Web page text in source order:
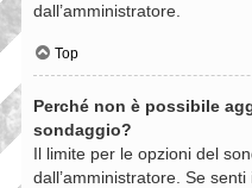
dall’amministratore.
Top
Perché non è possibile
sondaggio?
Il limite per le opzioni del
dall’amministratore. Se